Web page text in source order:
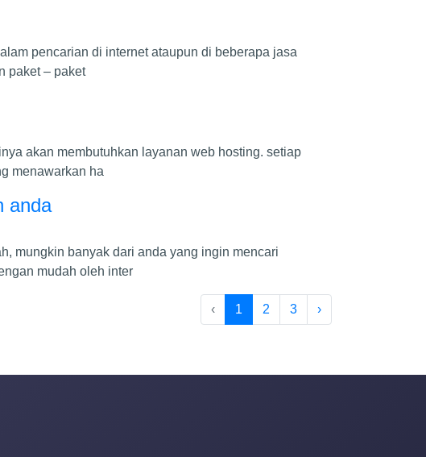
pencarian di internet ataupun di beberapa jasa
paket – paket
akan membutuhkan layanan web hosting. setiap
menawarkan ha
anda
mungkin banyak dari anda yang ingin mencari
mudah oleh inter
‹ 1 2 3 ›